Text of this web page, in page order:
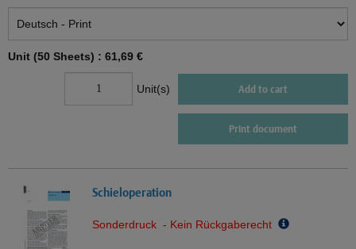
Unit (50 Sheets) : 61,69 €
Unit(s) Add to cart
Print document
Schieloperation
Sonderdruck - Kein Rückgaberecht